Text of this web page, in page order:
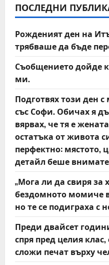
v
i
g
a
t
i
o
n
ПОСЛЕДНИ
Рожденият ден на
трябваше да бъде
Съобщението дойде
ми.
Подготвях този ден
със Софи. Обичах я
вярвах, че тя е
остатъка от живота
перфектно: мястото,
детайл беше
„Мога ли да свиря за
бездомното момиче
но те се подиграха с
Преди двайсет
спря пред целия
сложи печат върху